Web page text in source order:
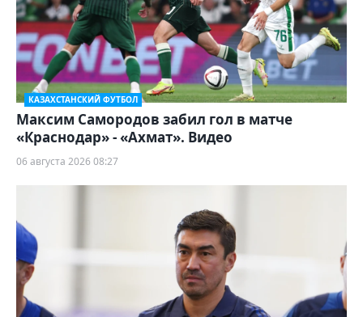
КАЗАХСТАНСКИЙ ФУТБОЛ
Максим Самородов забил гол в матче
«Краснодар» - «Ахмат». Видео
06 августа 2026 08:27